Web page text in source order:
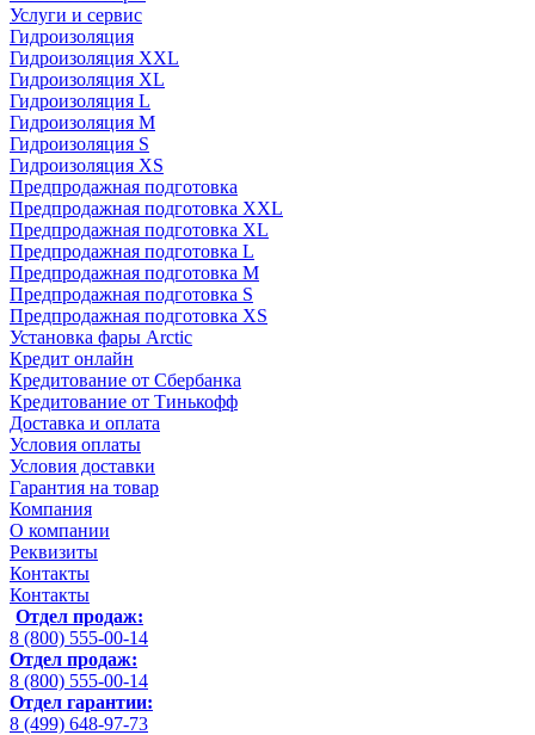
Услуги и сервис
Гидроизоляция
Гидроизоляция XXL
Гидроизоляция XL
Гидроизоляция L
Гидроизоляция M
Гидроизоляция S
Гидроизоляция XS
Предпродажная подготовка
Предпродажная подготовка XXL
Предпродажная подготовка XL
Предпродажная подготовка L
Предпродажная подготовка M
Предпродажная подготовка S
Предпродажная подготовка XS
Установка фары Arctic
Кредит онлайн
Кредитование от Сбербанка
Кредитование от Тинькофф
Доставка и оплата
Условия оплаты
Условия доставки
Гарантия на товар
Компания
О компании
Реквизиты
Контакты
Контакты
Отдел продаж:
8 (800) 555-00-14
Отдел продаж:
8 (800) 555-00-14
Отдел гарантии:
8 (499) 648-97-73